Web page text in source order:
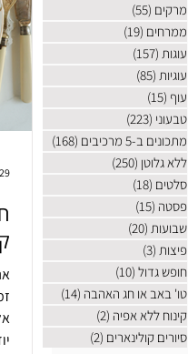
29 באפר׳
מרקים (55)
ממרחים (19)
עוגות (157)
עוגיות (85)
עוף (15)
טבעוני (223)
מתכונים ב-5 מרכיבים
(168)
ללא גלוטן (250)
סלטים (18)
פסטה (15)
שבועות (20)
פיצות (3)
חופש גדול (10)
טו' באב או חג האהבה (14)
קינוח ללא אפיה (2)
סיורים קולינארים (2)